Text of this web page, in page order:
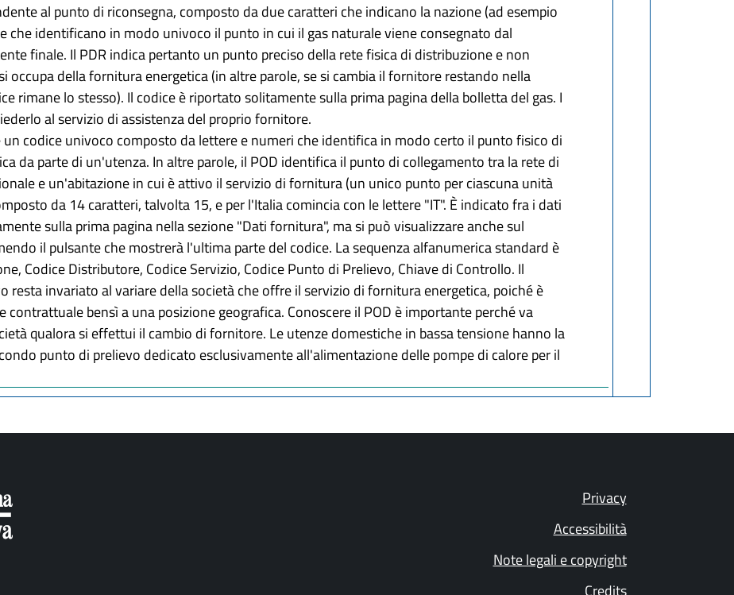
al punto di riconsegna, composto da due caratteri che indicano la nazione (ad esempio
che identificano in modo univoco il punto in cui il gas naturale viene consegnato dal
finale. Il PDR indica pertanto un punto preciso della rete fisica di distribuzione e non
occupa della fornitura energetica (in altre parole, se si cambia il fornitore restando nella
rimane lo stesso). Il codice è riportato solitamente sulla prima pagina della bolletta del gas. I
al servizio di assistenza del proprio fornitore.
un codice univoco composto da lettere e numeri che identifica in modo certo il punto fisico di
da parte di un'utenza. In altre parole, il POD identifica il punto di collegamento tra la rete di
e un'abitazione in cui è attivo il servizio di fornitura (un unico punto per ciascuna unità
da 14 caratteri, talvolta 15, e per l'Italia comincia con le lettere "IT". È indicato fra i dati
sulla prima pagina nella sezione "Dati fornitura", ma si può visualizzare anche sul
il pulsante che mostrerà l'ultima parte del codice. La sequenza alfanumerica standard è
Codice Distributore, Codice Servizio, Codice Punto di Prelievo, Chiave di Controllo. Il
resta invariato al variare della società che offre il servizio di fornitura energetica, poiché è
contrattuale bensì a una posizione geografica. Conoscere il POD è importante perché va
qualora si effettui il cambio di fornitore. Le utenze domestiche in bassa tensione hanno la
punto di prelievo dedicato esclusivamente all'alimentazione delle pompe di calore per il
Privacy
Accessibilità
Note legali e copyright
Credits